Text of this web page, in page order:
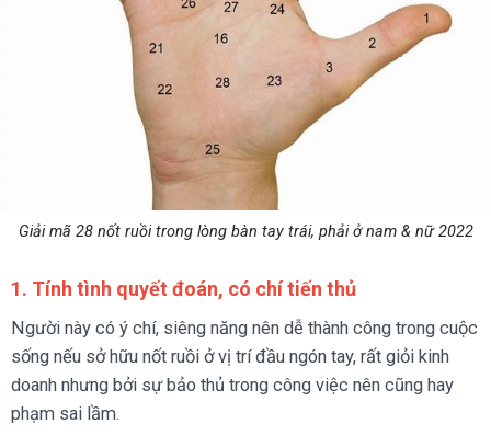
Giải mã 28 nốt ruồi trong lòng bàn tay trái, phải ở nam & nữ 2022
1. Tính tình quyết đoán, có chí tiến thủ
Người này có ý chí, siêng năng nên dễ thành công trong cuộc
sống nếu sở hữu nốt ruồi ở vị trí đầu ngón tay, rất giỏi kinh
doanh nhưng bởi sự bảo thủ trong công việc nên cũng hay
phạm sai lầm.